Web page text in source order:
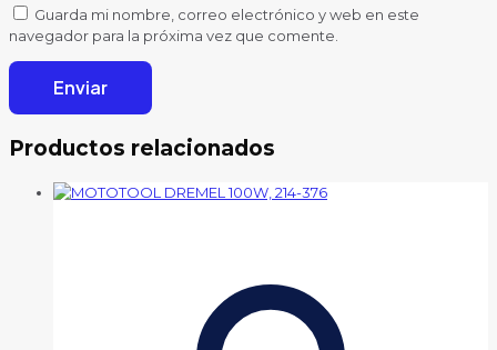
Guarda mi nombre, correo electrónico y web en este
navegador para la próxima vez que comente.
Productos relacionados